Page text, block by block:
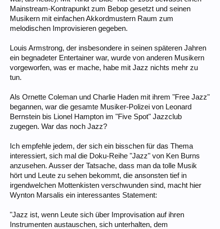
Mainstream-Kontrapunkt zum Bebop gesetzt und seinen
Musikern mit einfachen Akkordmustern Raum zum
melodischen Improvisieren gegeben.
Louis Armstrong, der insbesondere in seinen späteren Jahren
ein begnadeter Entertainer war, wurde von anderen Musikern
vorgeworfen, was er mache, habe mit Jazz nichts mehr zu
tun.
Als Ornette Coleman und Charlie Haden mit ihrem "Free Jazz"
begannen, war die gesamte Musiker-Polizei von Leonard
Bernstein bis Lionel Hampton im "Five Spot" Jazzclub
zugegen. War das noch Jazz?
Ich empfehle jedem, der sich ein bisschen für das Thema
interessiert, sich mal die Doku-Reihe "Jazz" von Ken Burns
anzusehen. Ausser der Tatsache, dass man da tolle Musik
hört und Leute zu sehen bekommt, die ansonsten tief in
irgendwelchen Mottenkisten verschwunden sind, macht hier
Wynton Marsalis ein interessantes Statement:
"Jazz ist, wenn Leute sich über Improvisation auf ihren
Instrumenten austauschen, sich unterhalten, dem